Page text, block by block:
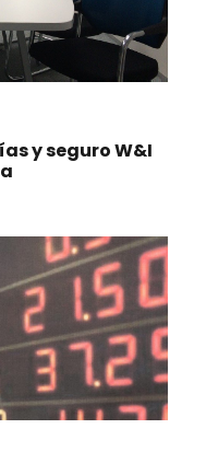
y seguro W&I